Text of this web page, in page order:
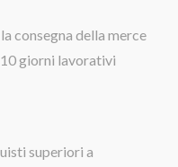
consegna della merce
10 giorni lavorativi
superiori a